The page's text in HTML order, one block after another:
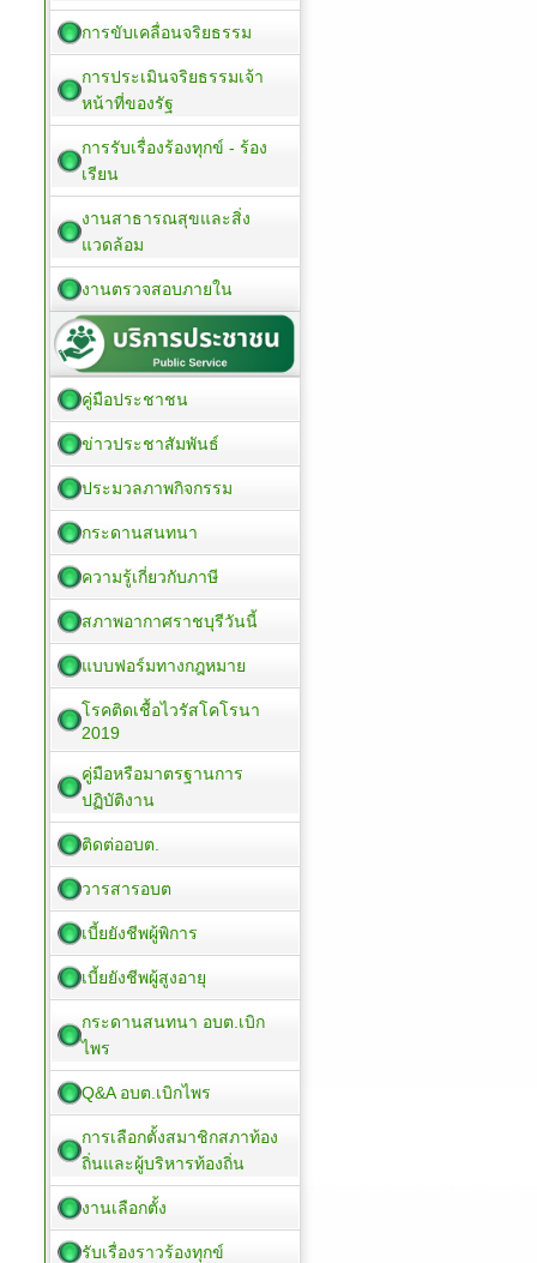
การขับเคลื่อนจริยธรรม
การประเมินจริยธรรมเจ้า
หน้าที่ของรัฐ
การรับเรื่องร้องทุกข์ - ร้อง
เรียน
งานสาธารณสุขและสิ่ง
แวดล้อม
งานตรวจสอบภายใน
คู่มือประชาชน
ข่าวประชาสัมพันธ์
ประมวลภาพกิจกรรม
กระดานสนทนา
ความรู้เกี่ยวกับภาษี
สภาพอากาศราชบุรีวันนี้
แบบฟอร์มทางกฎหมาย
โรคติดเชื้อไวรัสโคโรนา
2019
คู่มือหรือมาตรฐานการ
ปฏิบัติงาน
ติดต่ออบต.
วารสารอบต
เบี้ยยังชีพผู้พิการ
เบี้ยยังชีพผู้สูงอายุ
กระดานสนทนา อบต.เบิก
ไพร
Q&A อบต.เบิกไพร
การเลือกตั้งสมาชิกสภาท้อง
ถิ่นและผู้บริหารท้องถิ่น
งานเลือกตั้ง
รับเรื่องราวร้องทุกข์